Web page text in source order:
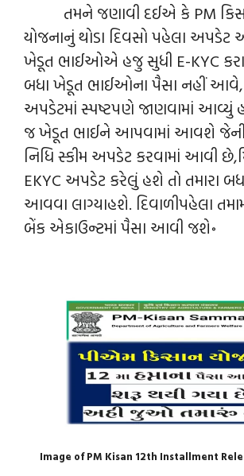
તમને જણાવી દઈએ કે PM
યોજનાનું થોડા દિવસો પહેલા
ખેડૂત ભાઈઓએ હજુ સુધી E-KYC
બધા ખેડૂત ભાઈઓના પૈસા નહીં આવે,
અપડેટમાં સ્પષ્ટપણે જાણવામાં આવ્યું
જ ખેડૂત ભાઈને આપવામાં આવશે જેની
નિધિ સ્કીમ અપડેટ કરવામાં આવી
EKYC અપડેટ કરેલું હશે તો તમારા
આવવા લાગ્યાહશે. દિવાળીપહેલા
બેંક એકાઉન્ટમાં પૈસા આવી જશે॰
Image of PM Kisan 12th Installment